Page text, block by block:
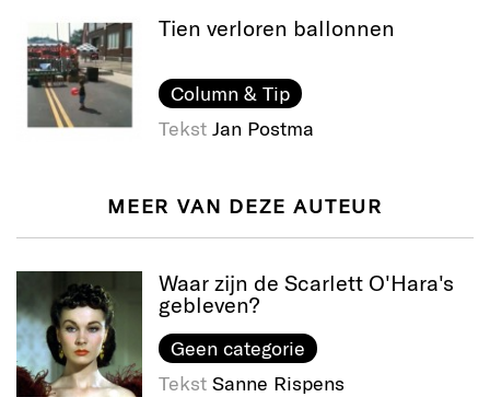
Tien verloren ballonnen
Column & Tip
Tekst Jan Postma
MEER VAN DEZE AUTEUR
Waar zijn de Scarlett O'Hara's
gebleven?
Geen categorie
Tekst Sanne Rispens